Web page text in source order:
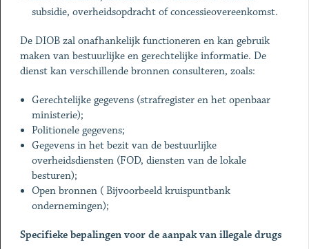
subsidie, overheidsopdracht of concessieovereenkomst.
De DIOB zal onafhankelijk functioneren en kan gebruik
maken van bestuurlijke en gerechtelijke informatie. De
dienst kan verschillende bronnen consulteren, zoals:
Gerechtelijke gegevens (strafregister en het openbaar
ministerie);
Politionele gegevens;
Gegevens in het bezit van de bestuurlijke
overheidsdiensten (FOD, diensten van de lokale
besturen);
Open bronnen ( Bijvoorbeeld kruispuntbank
ondernemingen);
Specifieke bepalingen voor de aanpak van illegale drugs